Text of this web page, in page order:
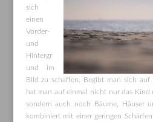
sich
einen
Vorder-
und
Hintergr
und im
Bild zu schaffen. Begibt man sich auf
hat man auf einmal nicht nur das Kind
sondern auch noch Bäume, Häuser
kombiniert mit einer geringen